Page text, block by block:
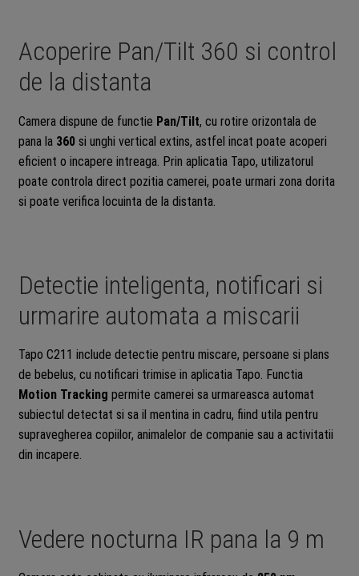
Acoperire Pan/Tilt 360 si control
de la distanta
Camera dispune de functie Pan/Tilt, cu rotire orizontala de
pana la 360si unghi vertical extins, astfel incat poate acoperi
eficient o incapere intreaga. Prin aplicatia Tapo, utilizatorul
poate controla direct pozitia camerei, poate urmari zona dorita
si poate verifica locuinta de la distanta.
Detectie inteligenta, notificari si
urmarire automata a miscarii
Tapo C211 include detectie pentru miscare, persoane si plans
de bebelus, cu notificari trimise in aplicatia Tapo. Functia
Motion Tracking permite camerei sa urmareasca automat
subiectul detectat si sa il mentina in cadru, fiind utila pentru
supravegherea copiilor, animalelor de companie sau a activitatii
din incapere.
Vedere nocturna IR pana la 9 m